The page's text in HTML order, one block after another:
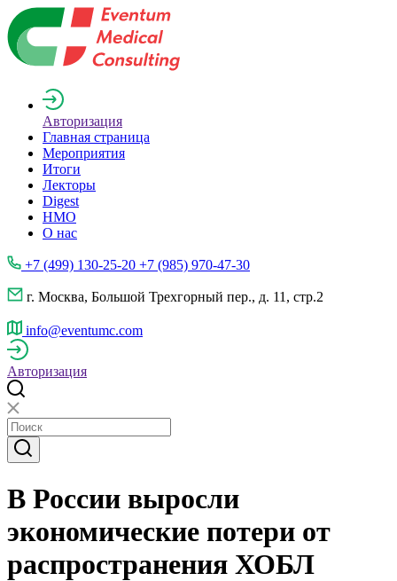
Авторизация
Главная страница
Мероприятия
Итоги
Лекторы
Digest
НМО
О нас
+7 (499) 130-25-20 +7 (985) 970-47-30
г. Москва, Большой Трехгорный пер., д. 11, стр.2
info@eventumc.com
Авторизация
В России выросли
экономические потери от
распространения ХОБЛ